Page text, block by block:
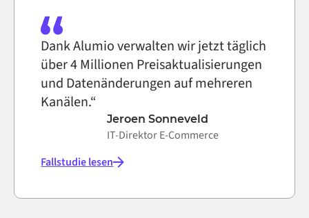
Dank Alumio verwalten wir jetzt täglich
über 4 Millionen Preisaktualisierungen
und Datenänderungen auf mehreren
Kanälen.“
Jeroen Sonneveld
IT-Direktor E-Commerce
Fallstudie lesen